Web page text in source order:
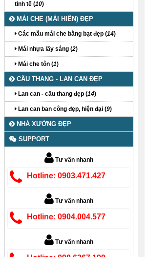
tinh tế (10)
MÁI CHE (MÁI HIÊN) ĐẸP
Các mẫu mái che bằng bạt đẹp (14)
Mái nhựa lấy sáng (2)
Mái che tôn (1)
CẦU THANG - LAN CAN ĐẸP
Lan can - cầu thang đẹp (14)
Lan can ban công đẹp, hiện đại (9)
NHÀ XƯỞNG ĐẸP
SUPPORT
Tư vấn nhanh
Hotline: 0903.471.427
Tư vấn nhanh
Hotline: 0904.004.577
Tư vấn nhanh